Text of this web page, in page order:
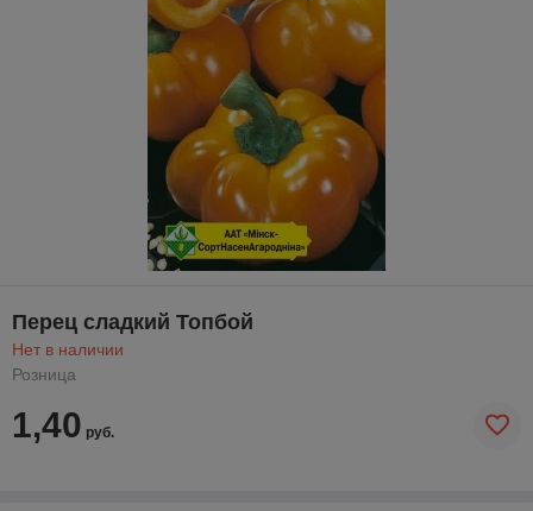
Перец сладкий Топбой
Нет в наличии
Розница
1,40 руб.